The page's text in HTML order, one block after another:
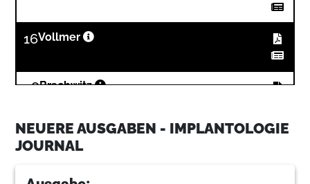
16Vollmer
28Brachwitz
34Neugebauer
NEUERE AUSGABEN - IMPLANTOLOGIE
JOURNAL